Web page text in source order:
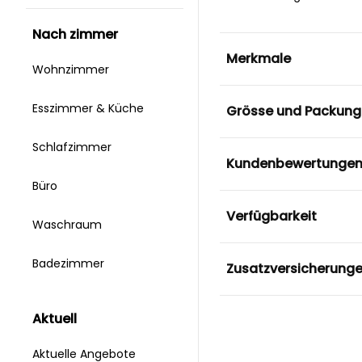
nach zimmer
Wohnzimmer
Esszimmer & Küche
Schlafzimmer
Büro
Waschraum
Badezimmer
aktuell
Aktuelle Angebote
Merkmale
Grösse und Packung
Kundenbewertungen
Verfügbarkeit